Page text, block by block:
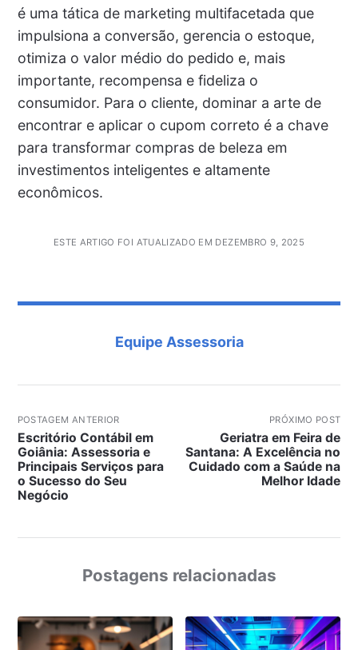
é uma tática de marketing multifacetada que
impulsiona a conversão, gerencia o estoque,
otimiza o valor médio do pedido e, mais
importante, recompensa e fideliza o
consumidor. Para o cliente, dominar a arte de
encontrar e aplicar o cupom correto é a chave
para transformar compras de beleza em
investimentos inteligentes e altamente
econômicos.
ESTE ARTIGO FOI ATUALIZADO EM DEZEMBRO 9, 2025
Equipe Assessoria
POSTAGEM ANTERIOR
Escritório Contábil em
Goiânia: Assessoria e
Principais Serviços para
o Sucesso do Seu
Negócio
PRÓXIMO POST
Geriatra em Feira de
Santana: A Excelência no
Cuidado com a Saúde na
Melhor Idade
Postagens relacionadas